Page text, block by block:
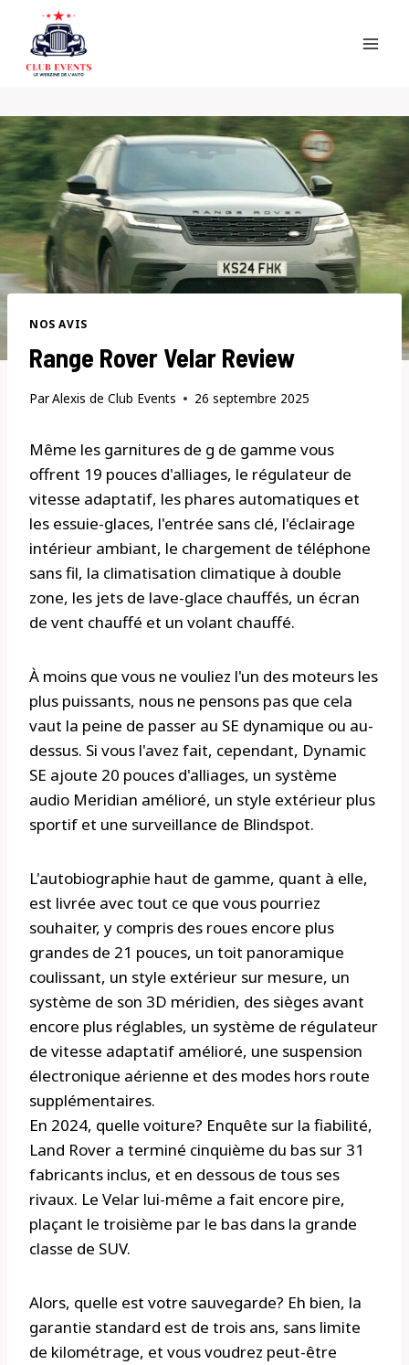
content
NOS AVIS
Range Rover Velar Review
ParAlexis de Club Events 26 septembre 2025
Même les garnitures de g de gamme vous
offrent 19 pouces d'alliages, le régulateur de
vitesse adaptatif, les phares automatiques et
les essuie-glaces, l'entrée sans clé, l'éclairage
intérieur ambiant, le chargement de téléphone
sans fil, la climatisation climatique à double
zone, les jets de lave-glace chauffés, un écran
de vent chauffé et un volant chauffé.
À moins que vous ne vouliez l'un des moteurs les
plus puissants, nous ne pensons pas que cela
vaut la peine de passer au SE dynamique ou au-
dessus. Si vous l'avez fait, cependant, Dynamic
SE ajoute 20 pouces d'alliages, un système
audio Meridian amélioré, un style extérieur plus
sportif et une surveillance de Blindspot.
L'autobiographie haut de gamme, quant à elle,
est livrée avec tout ce que vous pourriez
souhaiter, y compris des roues encore plus
grandes de 21 pouces, un toit panoramique
coulissant, un style extérieur sur mesure, un
système de son 3D méridien, des sièges avant
encore plus réglables, un système de régulateur
de vitesse adaptatif amélioré, une suspension
électronique aérienne et des modes hors route
supplémentaires.
En 2024, quelle voiture? Enquête sur la fiabilité,
Land Rover a terminé cinquième du bas sur 31
fabricants inclus, et en dessous de tous ses
rivaux. Le Velar lui-même a fait encore pire,
plaçant le troisième par le bas dans la grande
classe de SUV.
Alors, quelle est votre sauvegarde? Eh bien, la
garantie standard est de trois ans, sans limite
de kilométrage, et vous voudrez peut-être